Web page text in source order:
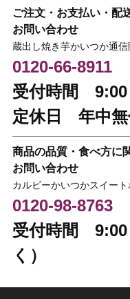
ご注文・お支払い・配
お問い合わせ
蔵出し焼き芋かいつか通
0120-66-8911
受付時間 9:00
定休日 年中無
商品の品質・食べ方に
お問い合わせ
カルビーかいつかスイー
0120-98-8763
受付時間 9:00
く）